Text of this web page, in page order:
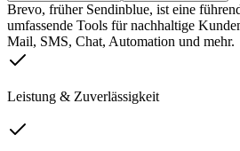
Brevo, früher Sendinblue, ist eine
umfassende Tools für nachhaltige
Mail, SMS, Chat, Automation und mehr.
Leistung & Zuverlässigkeit